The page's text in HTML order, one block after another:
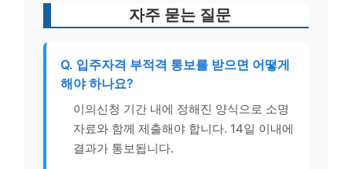
자주 묻는 질문
Q. 입주자격 부적격 통보를 받으면 어떻게
해야 하나요?
이의신청 기간 내에 정해진 양식으로 소명
자료와 함께 제출해야 합니다. 14일 이내에
결과가 통보됩니다.